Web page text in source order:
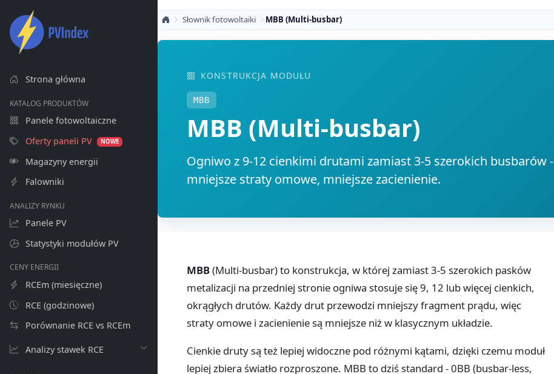
Strona główna
KATALOG PRODUKTÓW
Panele fotowoltaiczne
Oferty paneli PV
NOWE
Magazyny energii
Falowniki
ANALIZY RYNKU
Panele PV
Statystyki modułów PV
CENY ENERGII
RCEm (miesięczne)
RCE (godzinowe)
Porównanie RCE vs RCEm
Analizy stawek RCE
Słownik fotowoltaiki MBB (Multi-busbar)
KONSTRUKCJA MODUŁU
MBB
MBB (Multi-busbar)
Ogniwo z 9-12 cienkimi drutami zamiast 3-5 szerokich busbarów -
mniejsze straty omowe, mniejsze zacienienie.
MBB(Multi-busbar) to konstrukcja, w której zamiast 3-5 szerokich pasków
metalizacji na przedniej stronie ogniwa stosuje się 9, 12 lub więcej cienkich,
okrągłych drutów. Każdy drut przewodzi mniejszy fragment prądu, więc
straty omowe i zacienienie są mniejsze niż w klasycznym układzie.
Cienkie druty są też lepiej widoczne pod różnymi kątami, dzięki czemu moduł
lepiej zbiera światło rozproszone. MBB to dziś standard - 0BB (busbar-less,